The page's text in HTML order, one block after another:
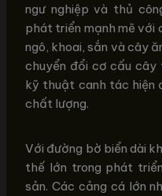
ngư nghiệp và thủ
phát triển mạnh mẽ với
ngô, khoai, sắn và cây
chuyển đổi cơ cấu cây
kỹ thuật canh tác hiện
chất lượng.
Với đường bờ biển dài
thế lớn trong phát
sản. Các cảng cá lớn